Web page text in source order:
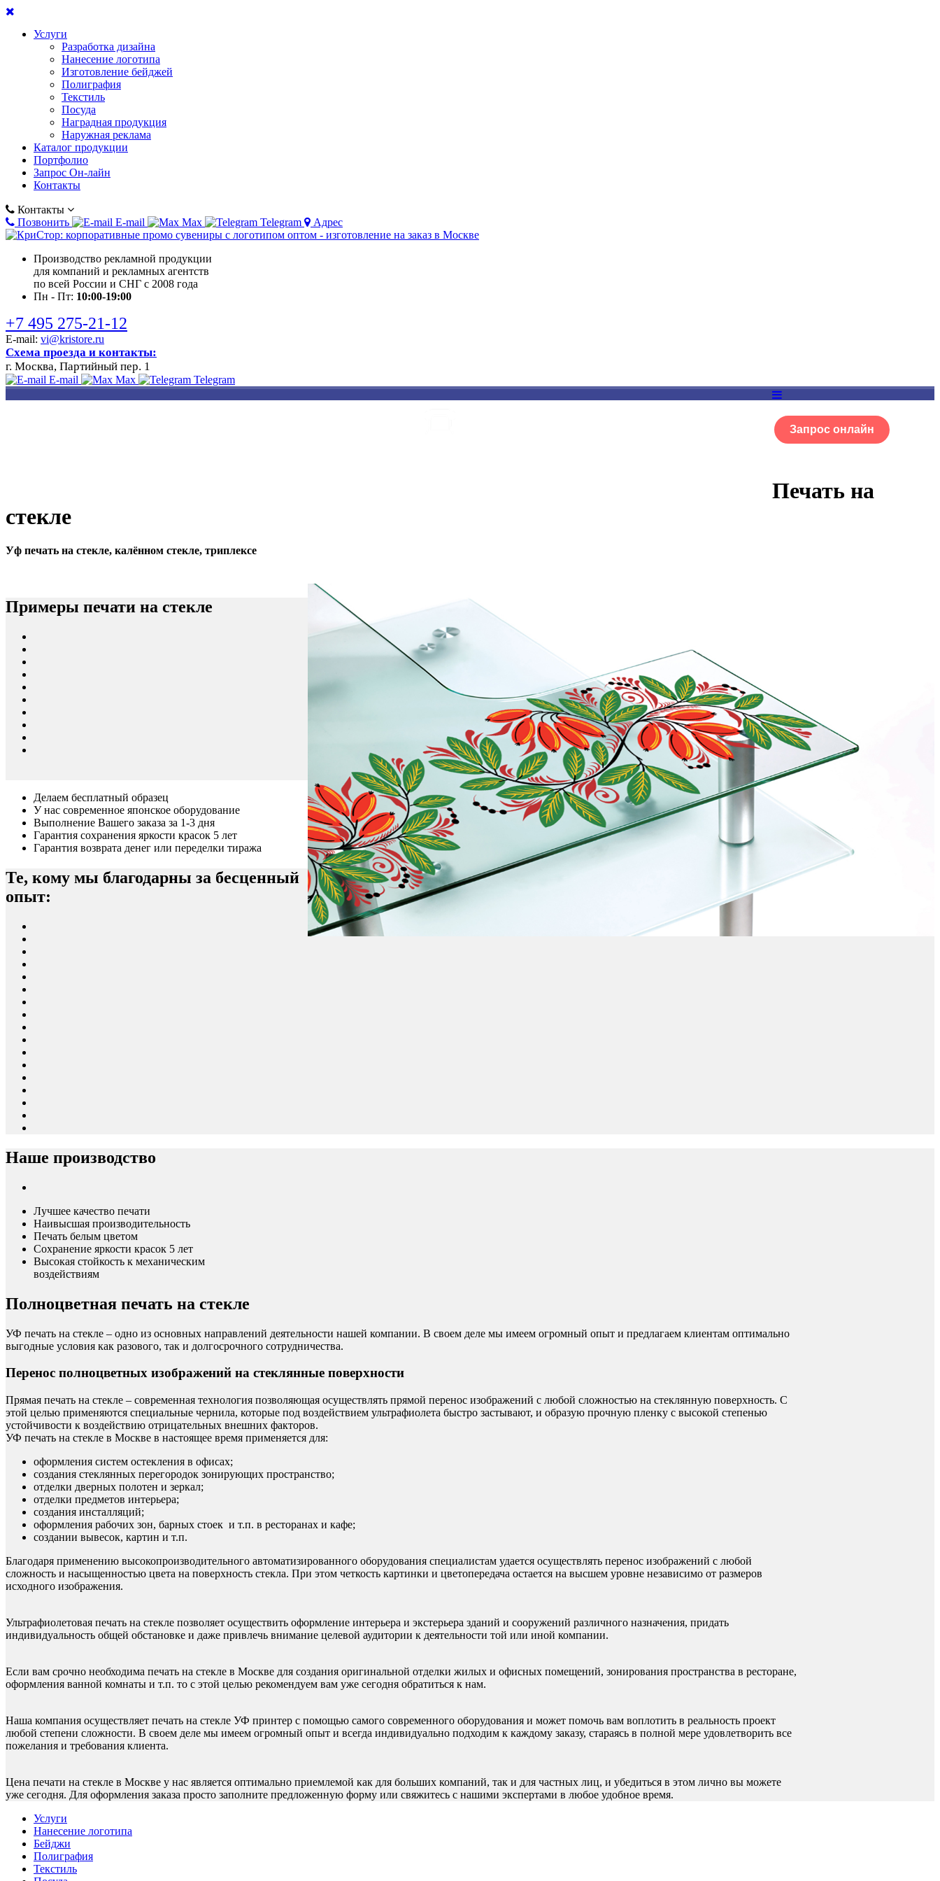
Услуги
Разработка дизайна
Нанесение логотипа
Изготовление бейджей
Полиграфия
Текстиль
Посуда
Наградная продукция
Наружная реклама
Каталог продукции
Портфолио
Запрос Он-лайн
Контакты
Контакты
Позвонить
E-mail Max Telegram Адрес
Производство рекламной продукции
для компаний и рекламных агентств
по всей России и СНГ с 2008 года
Пн - Пт: 10:00-19:00
+7 495 275-21-12
E-mail: vi@kristore.ru
Схема проезда и контакты:
г. Москва, Партийный пер. 1
E-mail Max Telegram
Запрос онлайн
Печать на
стекле
Уф печать на стекле, калённом стекле, триплексе
Примеры печати на стекле
Делаем бесплатный образец
У нас современное японское оборудование
Выполнение Вашего заказа за 1-3 дня
Гарантия сохранения яркости красок 5 лет
Гарантия возврата денег или переделки тиража
Те, кому мы благодарны за бесценный
опыт:
Наше производство
Лучшее качество печати
Наивысшая производительность
Печать белым цветом
Сохранение яркости красок 5 лет
Высокая стойкость к механическим
воздействиям
Полноцветная печать на стекле
УФ печать на стекле – одно из основных направлений деятельности нашей компании. В своем деле мы имеем огромный опыт и предлагаем клиентам оптимально
выгодные условия как разового, так и долгосрочного сотрудничества.
Перенос полноцветных изображений на стеклянные поверхности
Прямая печать на стекле – современная технология позволяющая осуществлять прямой перенос изображений с любой сложностью на стеклянную поверхность. С
этой целью применяются специальные чернила, которые под воздействием ультрафиолета быстро застывают, и образую прочную пленку с высокой степенью
устойчивости к воздействию отрицательных внешних факторов.
УФ печать на стекле в Москве в настоящее время применяется для:
оформления систем остекления в офисах;
создания стеклянных перегородок зонирующих пространство;
отделки дверных полотен и зеркал;
отделки предметов интерьера;
создания инсталляций;
оформления рабочих зон, барных стоек и т.п. в ресторанах и кафе;
создании вывесок, картин и т.п.
Благодаря применению высокопроизводительного автоматизированного оборудования специалистам удается осуществлять перенос изображений с любой
сложность и насыщенностью цвета на поверхность стекла. При этом четкость картинки и цветопередача остается на высшем уровне независимо от размеров
исходного изображения.
Ультрафиолетовая печать на стекле позволяет осуществить оформление интерьера и экстерьера зданий и сооружений различного назначения, придать
индивидуальность общей обстановке и даже привлечь внимание целевой аудитории к деятельности той или иной компании.
Если вам срочно необходима печать на стекле в Москве для создания оригинальной отделки жилых и офисных помещений, зонирования пространства в ресторане,
оформления ванной комнаты и т.п. то с этой целью рекомендуем вам уже сегодня обратиться к нам.
Наша компания осуществляет печать на стекле УФ принтер с помощью самого современного оборудования и может помочь вам воплотить в реальность проект
любой степени сложности. В своем деле мы имеем огромный опыт и всегда индивидуально подходим к каждому заказу, стараясь в полной мере удовлетворить все
пожелания и требования клиента.
Цена печати на стекле в Москве у нас является оптимально приемлемой как для больших компаний, так и для частных лиц, и убедиться в этом лично вы можете
уже сегодня. Для оформления заказа просто заполните предложенную форму или свяжитесь с нашими экспертами в любое удобное время.
Услуги
Нанесение логотипа
Бейджи
Полиграфия
Текстиль